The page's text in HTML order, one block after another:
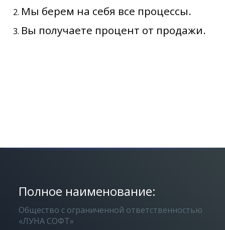
Мы берем на себя все процессы.
Вы получаете процент от продажи.
Полное наименование:
Общество с ограниченной ответственностью
«ЛУНА СОФТ»